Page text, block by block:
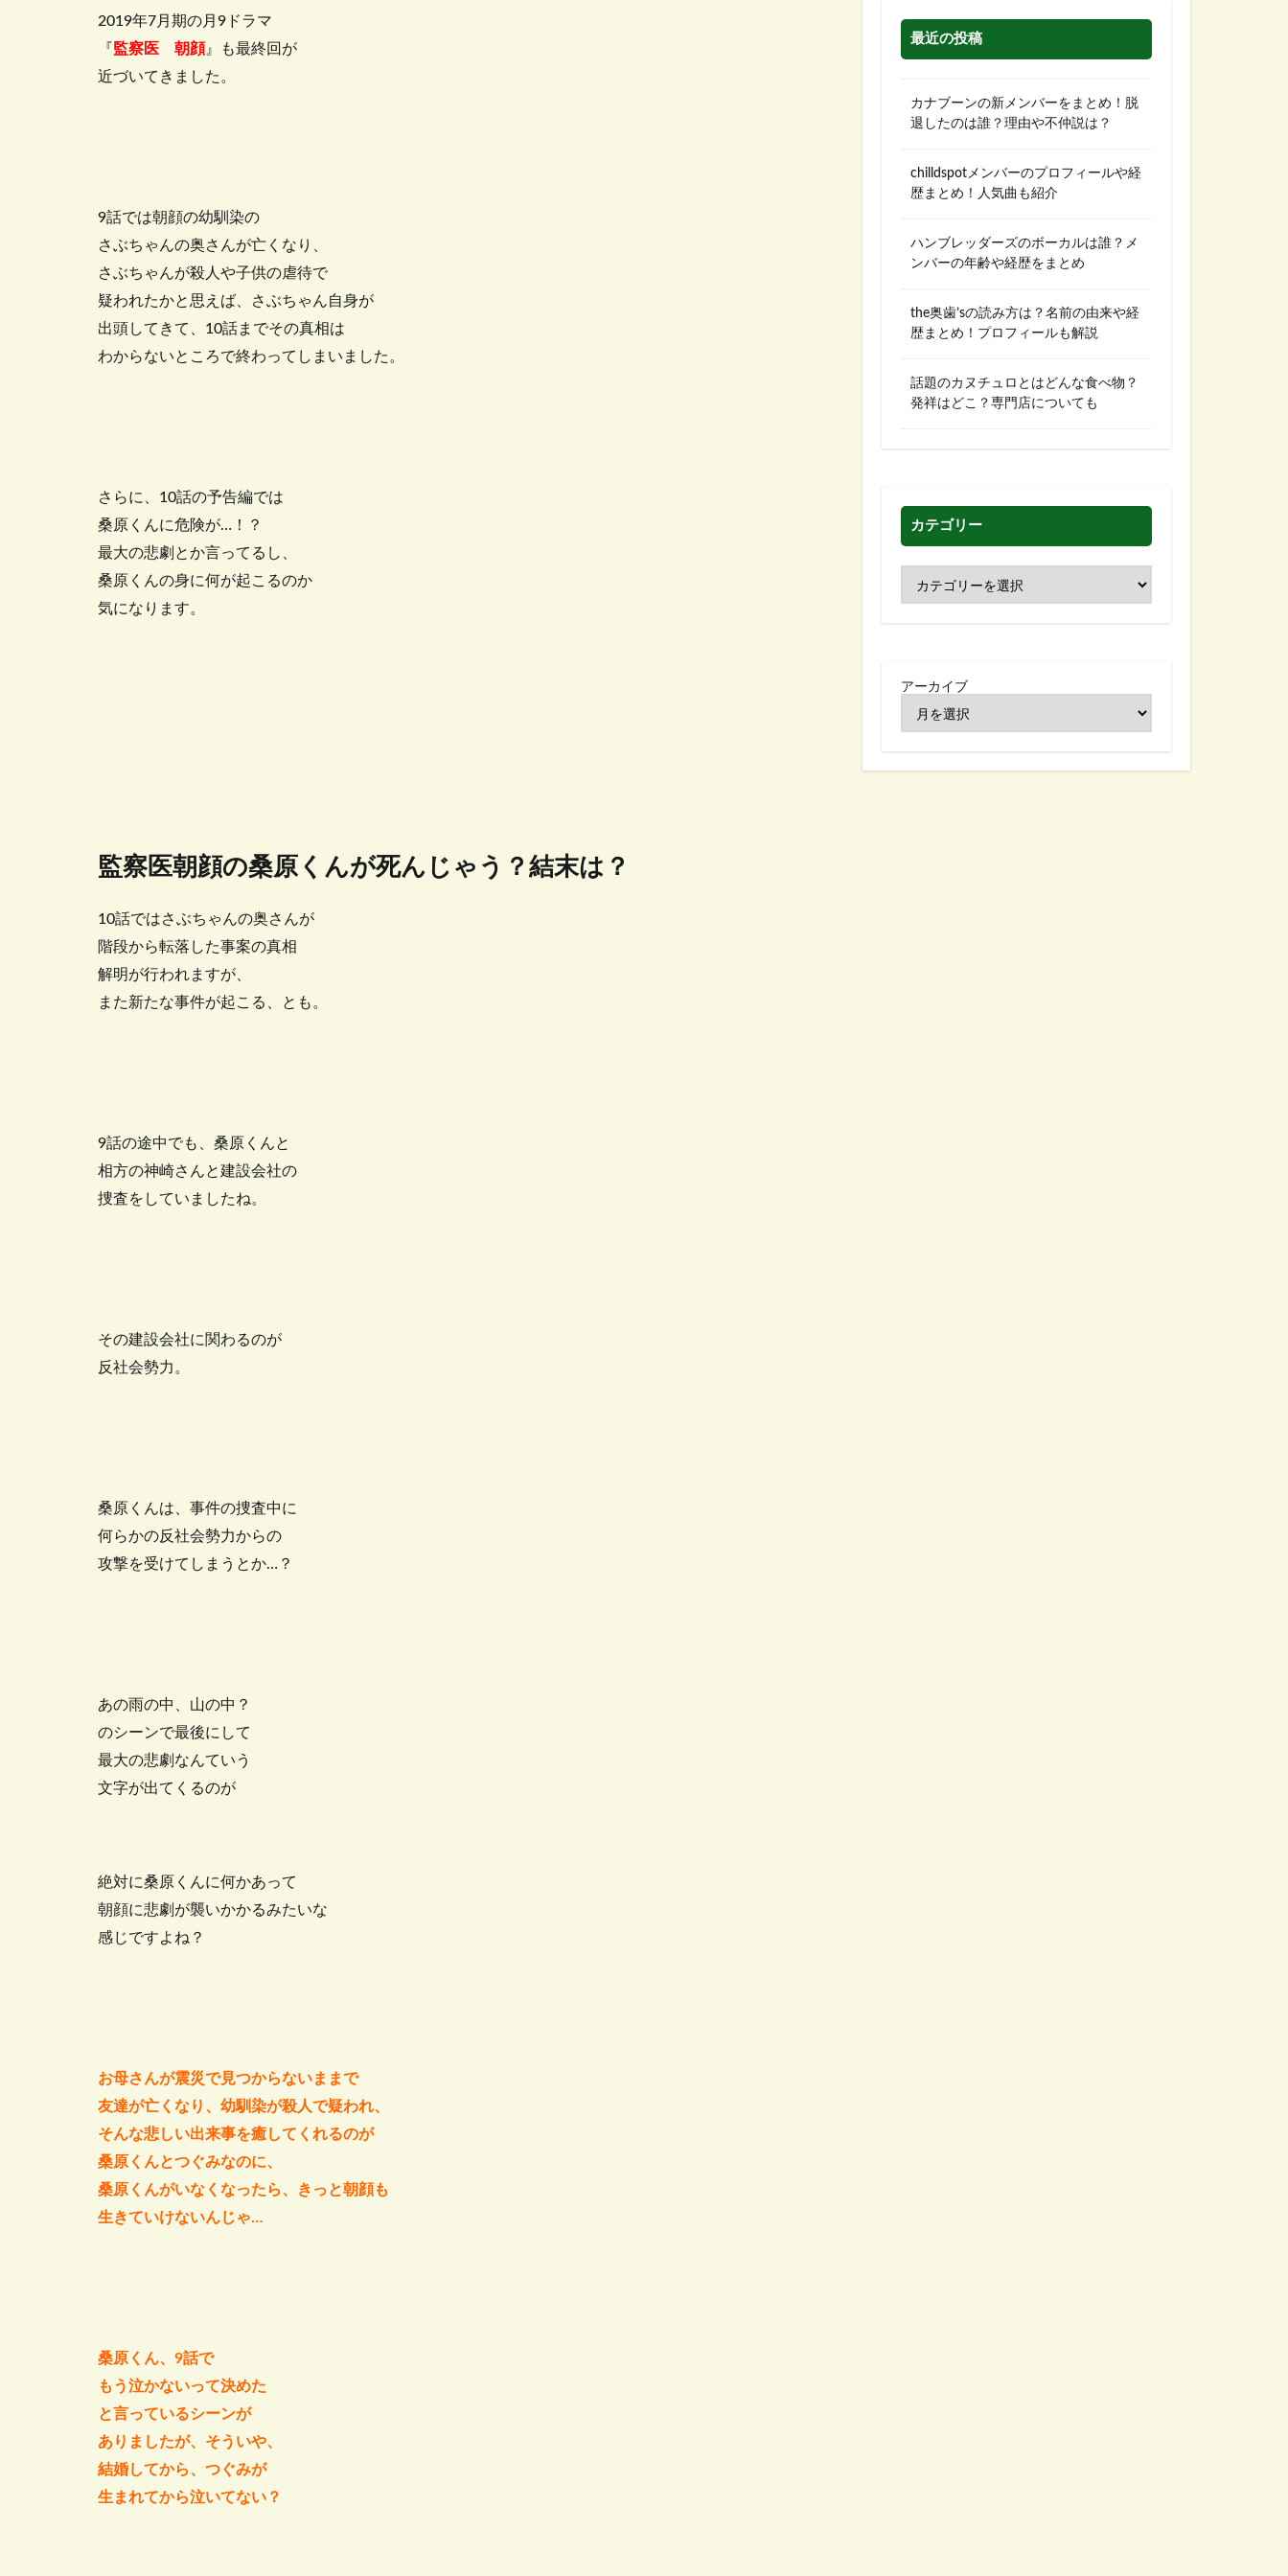
2019年7月期の月9ドラマ
『 監察医 朝顔』も最終回が
近づいてきました。
9話では朝顔の幼馴染の
さぶちゃんの奥さんが亡くなり、
さぶちゃんが殺人や子供の虐待で
疑われたかと思えば、さぶちゃん自身が
出頭してきて、10話までその真相は
わからないところで終わってしまいました。
さらに、10話の予告編では
桑原くんに危険が…！？
最大の悲劇とか言ってるし、
桑原くんの身に何が起こるのか
気になります。
監察医朝顔の桑原くんが死んじゃう？結末は？
10話ではさぶちゃんの奥さんが
階段から転落した事案の真相
解明が行われますが、
また新たな事件が起こる、とも。
9話の途中でも、桑原くんと
相方の神崎さんと建設会社の
捜査をしていましたね。
その建設会社に関わるのが
反社会勢力。
桑原くんは、事件の捜査中に
何らかの反社会勢力からの
攻撃を受けてしまうとか…？
あの雨の中、山の中？
のシーンで最後にして
最大の悲劇なんていう
文字が出てくるのが
絶対に桑原くんに何かあって
朝顔に悲劇が襲いかかるみたいな
感じですよね？
お母さんが震災で見つからないままで
友達が亡くなり、幼馴染が殺人で疑われ、
そんな悲しい出来事を癒してくれるのが
桑原くんとつぐみなのに、
桑原くんがいなくなったら、きっと朝顔も
生きていけないんじゃ…
桑原くん、9話で
もう泣かないって決めた
と言っているシーンが
ありましたが、そういや、
結婚してから、つぐみが
生まれてから泣いてない？
最近の投稿
カナブーンの新メンバーをまとめ！脱
退したのは誰？理由や不仲説は？
chilldspotメンバーのプロフィールや経
歴まとめ！人気曲も紹介
ハンブレッダーズのボーカルは誰？メ
ンバーの年齢や経歴をまとめ
the奥歯’sの読み方は？名前の由来や経
歴まとめ！プロフィールも解説
話題のカヌチュロとはどんな食べ物？
発祥はどこ？専門店についても
カテゴリー
アーカイブ